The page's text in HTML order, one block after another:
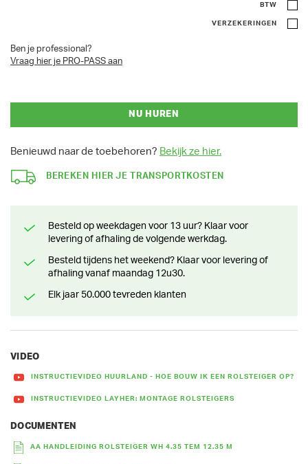
BTW
VERZEKERINGEN
Ben je professional?
Vraag hier je PRO-PASS aan
NU HUREN
Benieuwd naar de toebehoren? Bekijk ze hier.
BEREKEN HIER JE TRANSPORTKOSTEN
Besteld op weekdagen voor 13 uur? Klaar voor
levering of afhaling de volgende werkdag.
Besteld tijdens het weekend? Klaar voor levering of
afhaling vanaf maandag 12u30.
Elk jaar 50.000 tevreden klanten
VIDEO
INSTRUCTIEVIDEO HUURLAND - HOE BOUW IK EEN ROLSTEIGER OP?
INSTRUCTIEVIDEO LAYHER: MONTAGE ROLSTEIGERS
DOCUMENTEN
AA HANDLEIDING ROLSTEIGER WH 4.35 TEM 12.35 M